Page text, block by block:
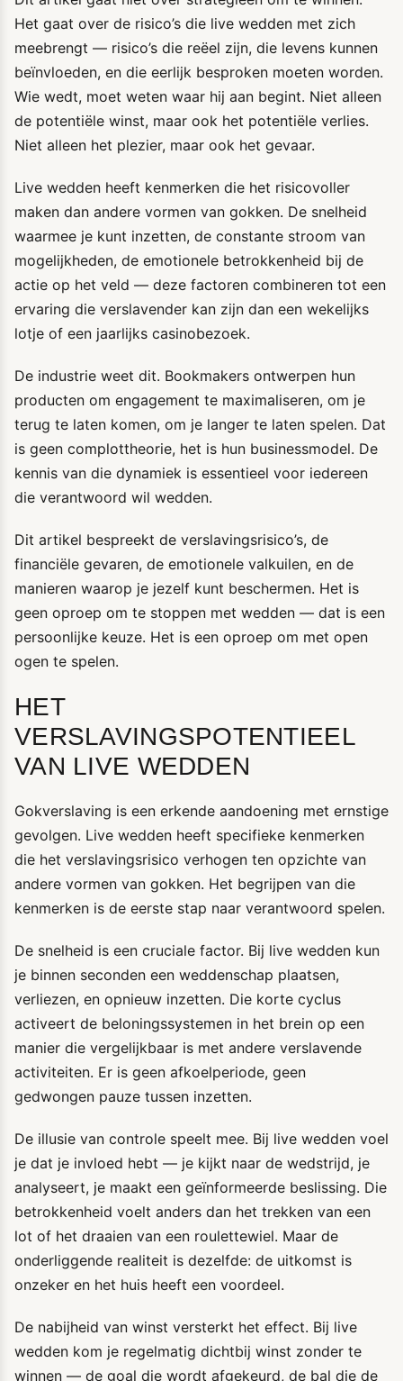
Het gaat over de risico’s die live wedden met zich
meebrengt — risico’s die reëel zijn, die levens kunnen
beïnvloeden, en die eerlijk besproken moeten worden.
Wie wedt, moet weten waar hij aan begint. Niet alleen
de potentiële winst, maar ook het potentiële verlies.
Niet alleen het plezier, maar ook het gevaar.
Live wedden heeft kenmerken die het risicovoller
maken dan andere vormen van gokken. De snelheid
waarmee je kunt inzetten, de constante stroom van
mogelijkheden, de emotionele betrokkenheid bij de
actie op het veld — deze factoren combineren tot een
ervaring die verslavender kan zijn dan een wekelijks
lotje of een jaarlijks casinobezoek.
De industrie weet dit. Bookmakers ontwerpen hun
producten om engagement te maximaliseren, om je
terug te laten komen, om je langer te laten spelen. Dat
is geen complottheorie, het is hun businessmodel. De
kennis van die dynamiek is essentieel voor iedereen
die verantwoord wil wedden.
Dit artikel bespreekt de verslavingsrisico’s, de
financiële gevaren, de emotionele valkuilen, en de
manieren waarop je jezelf kunt beschermen. Het is
geen oproep om te stoppen met wedden — dat is een
persoonlijke keuze. Het is een oproep om met open
ogen te spelen.
HET
VERSLAVINGSPOTENTIEEL
VAN LIVE WEDDEN
Gokverslaving is een erkende aandoening met ernstige
gevolgen. Live wedden heeft specifieke kenmerken
die het verslavingsrisico verhogen ten opzichte van
andere vormen van gokken. Het begrijpen van die
kenmerken is de eerste stap naar verantwoord spelen.
De snelheid is een cruciale factor. Bij live wedden kun
je binnen seconden een weddenschap plaatsen,
verliezen, en opnieuw inzetten. Die korte cyclus
activeert de beloningssystemen in het brein op een
manier die vergelijkbaar is met andere verslavende
activiteiten. Er is geen afkoelperiode, geen
gedwongen pauze tussen inzetten.
De illusie van controle speelt mee. Bij live wedden voel
je dat je invloed hebt — je kijkt naar de wedstrijd, je
analyseert, je maakt een geïnformeerde beslissing. Die
betrokkenheid voelt anders dan het trekken van een
lot of het draaien van een roulettewiel. Maar de
onderliggende realiteit is dezelfde: de uitkomst is
onzeker en het huis heeft een voordeel.
De nabijheid van winst versterkt het effect. Bij live
wedden kom je regelmatig dichtbij winst zonder te
winnen — de goal die wordt afgekeurd, de bal die de